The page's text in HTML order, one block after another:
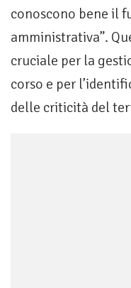
conoscono bene il
amministrativa”.
cruciale per la
corso e per
delle criticità del